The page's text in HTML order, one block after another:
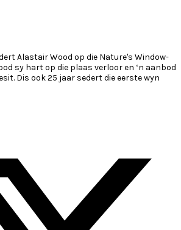
Alastair Wood op die Nature's Window-
sy hart op die plaas verloor en ‘n aanbod
Dis ook 25 jaar sedert die eerste wyn